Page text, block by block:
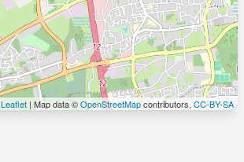
Leaflet | Map data ©OpenStreetMapcontributors,CC-BY-SA